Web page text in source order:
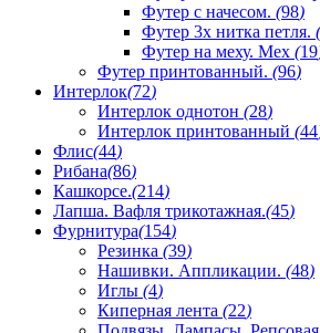
Футер с начесом. (98)
Футер 3х нитка петля. (
Футер на меху. Мех (19
Футер принтованный. (96)
Интерлок(72)
Интерлок однотон (28)
Интерлок принтованный (44
Флис(44)
Рибана(86)
Кашкорсе.(214)
Лапша. Вафля трикотажная.(45)
Фурнитура(154)
Резинка (39)
Нашивки. Аппликации. (48)
Иглы (4)
Киперная лента (22)